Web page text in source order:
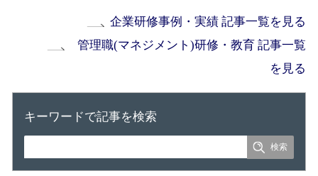
企業研修事例・実績 記事一覧を見る
管理職(マネジメント)研修・教育 記事一覧
を見る
キーワードで記事を検索